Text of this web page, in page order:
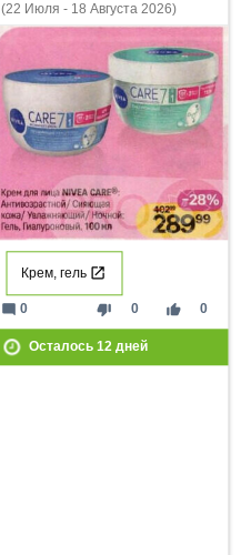
(22 Июля - 18 Августа 2026)
Крем, гель
thumb_down 0 thumb_up 0
mode_comment 0
Осталось 12дней